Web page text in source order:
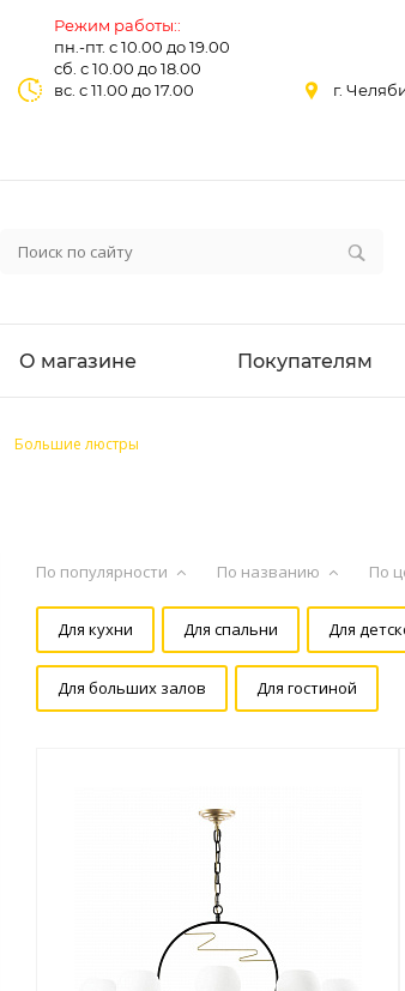
Режим работы::
пн.-пт. с 10.00 до 19.00
сб. с 10.00 до 18.00
вс. с 11.00 до 17.00
г.
О магазине Покупателям
Большие люстры
По популярности По названию По
Для кухни Для спальни Для
Для больших залов Для гостиной